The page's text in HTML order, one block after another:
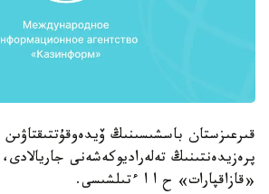
قىرعىزستان باسشىسىنىڭ ۆيدەوقۇتتىقتاۋىن
پرەزيدەنتىنىڭ تەلەراديوكەشەنى
«قازاقپارات» ح ا ا ءتىلشىسى.